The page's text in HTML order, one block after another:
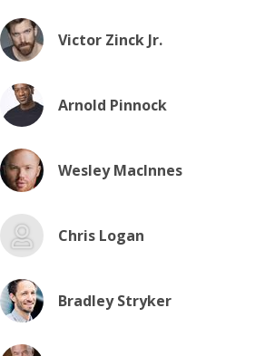
Victor Zinck Jr.
Arnold Pinnock
Wesley MacInnes
Chris Logan
Bradley Stryker